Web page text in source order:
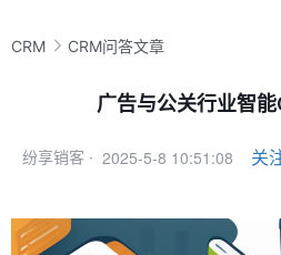
CRM CRM问答文章
广告与公关行业智
纷享销客 · 2025-5-8 10:51:08 关